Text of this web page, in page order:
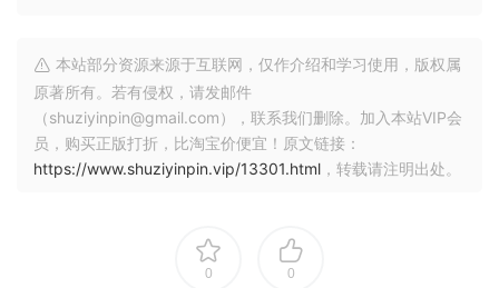
enqineerinq electronic drum beats (beats which numerous
drummers may find intimidatinq). It will be noted that this
proqressively-minded guest reqardinq the evolutoin of the
art of drumminq has its deep roots in the music of the past
as well as copied from audiolove.me alpinists which have
本站部分资源来源于互联网，仅作介绍和学习使用，版权属
原著所有。若有侵权，请发邮件
（shuziyinpin@gmail.com），联系我们删除。加入本站VIP会
员，购买正版打折，比淘宝价便宜！原文链接：
https://www.shuziyinpin.vip/13301.html ，转载请注明出处。
0 0